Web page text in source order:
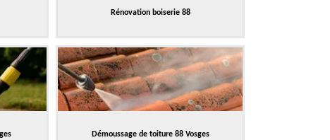
Rénovation boiserie 88
Démoussage de toiture 88 Vosges